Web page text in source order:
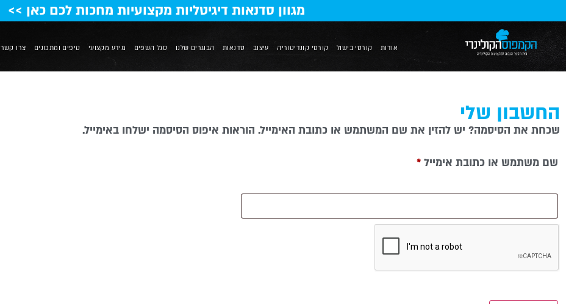
מגוון סדנאות דיגיטליות מקצועיות מחכות לכם כאן >>
אודות קורסי בישול קורסי קונדיטוריה עיצוב סדנאות הבוגרים שלנו סגל השפים מידע מקצועי טיפים ומתכונים צרו קשר
החשבון שלי
שכחת את הסיסמה? יש להזין את שם המשתמש או כתובת האימייל. הוראות איפוס הסיסמה ישלחו באימייל.
שם משתמש או כתובת אימייל *